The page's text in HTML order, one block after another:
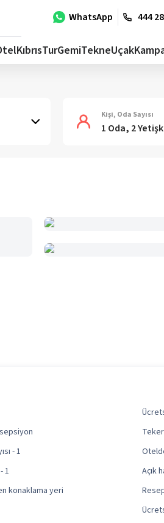
WhatsApp 444
KıbrısTurGemiTekneUçak
Kişi, Oda Sayısı
1 Oda, 2
- 1
1
Açık
konaklama yeri